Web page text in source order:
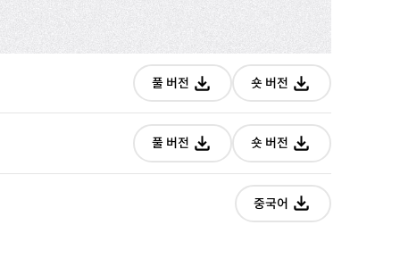
풀 버전
짧은
버전
다운로드
숏 버전
짧은
버전
다운로드
풀 버전
짧은
다운로드
숏 버전
짧은
다운로드
중국어
짧은
버전
다운로드